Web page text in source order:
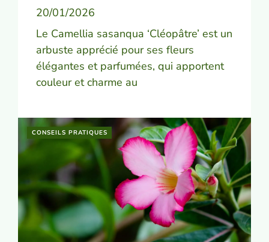
20/01/2026
Le Camellia sasanqua ‘Cléopâtre’ est un
arbuste apprécié pour ses fleurs
élégantes et parfumées, qui apportent
couleur et charme au
CONSEILS PRATIQUES